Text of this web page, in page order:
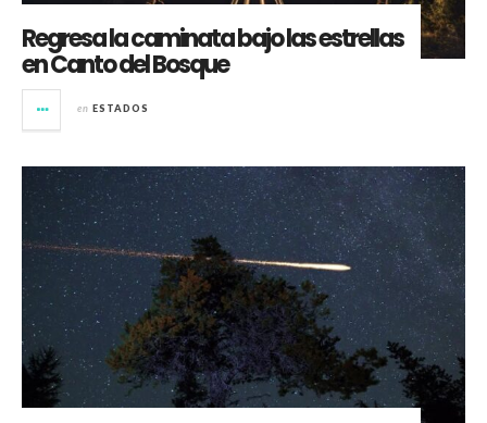
Regresa la caminata bajo las estrellas
en Canto del Bosque
en ESTADOS